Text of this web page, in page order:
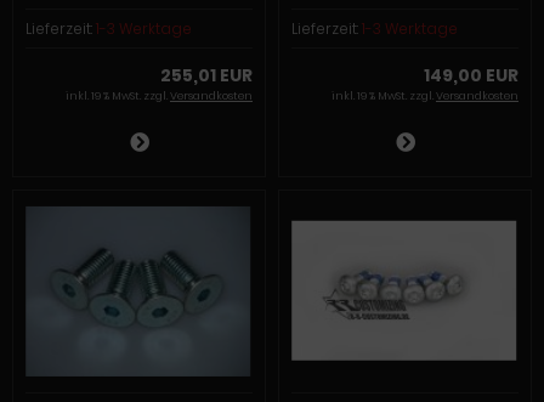
Modelle
Lieferzeit:1-3 Werktage
255,01 EUR
inkl. 19 % MwSt. zzgl.Versandkosten
Lieferzeit:1-3 Werktage
149,00 EUR
inkl. 19 % MwSt. zzgl.Versandkosten